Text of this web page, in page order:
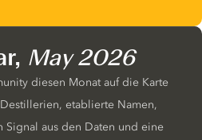
May 2026
diesen Monat auf die Karte
etablierte Namen,
Signal aus den Daten und eine